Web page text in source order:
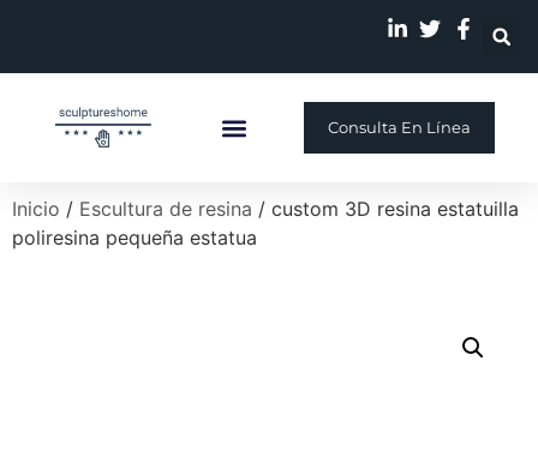
Consulta En Línea
Inicio / Escultura de resina / custom 3D resina estatuilla
poliresina pequeña estatua